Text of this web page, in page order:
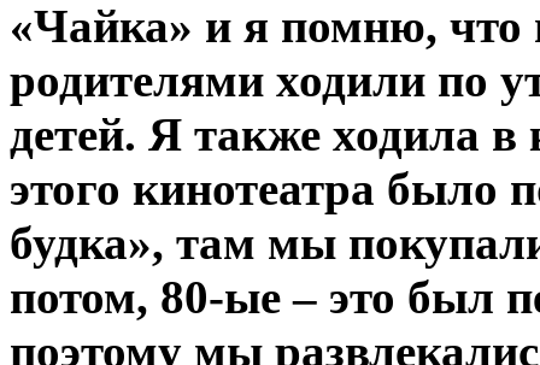
«Чайка» и я помню,
родителями ходили по
детей. Я также ходила
этого кинотеатра было
будка», там мы
потом, 80-ые – это был
поэтому мы